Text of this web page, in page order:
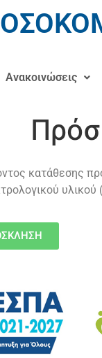
Ανακοινώσεις
κατάθεσης